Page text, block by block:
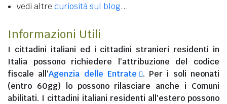
vedi altre curiosità sul blog...
Informazioni Utili
I cittadini italiani ed i cittadini stranieri residenti in
Italia possono richiedere l'attribuzione del codice
fiscale all'Agenzia delle Entrate
. Per i soli neonati
(entro 60gg) lo possono rilasciare anche i Comuni
abilitati. I cittadini italiani residenti all'esteropossono